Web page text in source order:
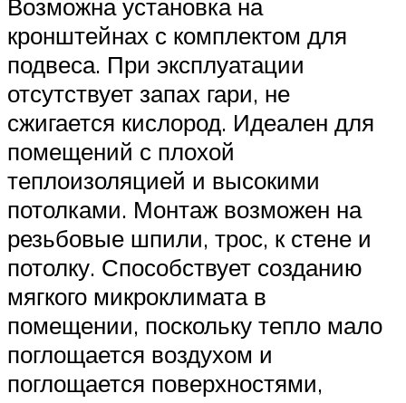
Возможна установка на
кронштейнах с комплектом для
подвеса. При эксплуатации
отсутствует запах гари, не
сжигается кислород. Идеален для
помещений с плохой
теплоизоляцией и высокими
потолками. Монтаж возможен на
резьбовые шпили, трос, к стене и
потолку. Способствует созданию
мягкого микроклимата в
помещении, поскольку тепло мало
поглощается воздухом и
поглощается поверхностями,